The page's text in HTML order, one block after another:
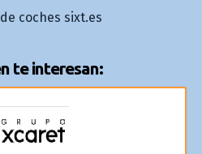
te interesan: